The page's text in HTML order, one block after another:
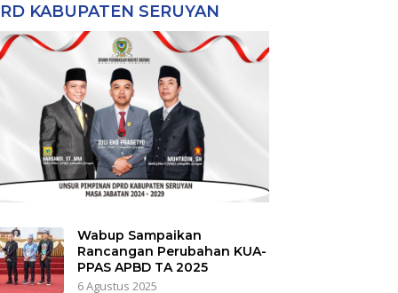
KABUPATEN SERUYAN
Wabup Sampaikan
Rancangan Perubahan KUA-
PPAS APBD TA 2025
6 Agustus 2025